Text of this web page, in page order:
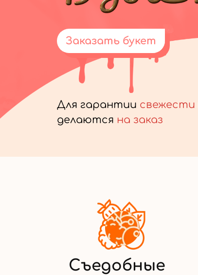
Заказать букет
Для гарантии свежести
делаются на заказ
Съедобные